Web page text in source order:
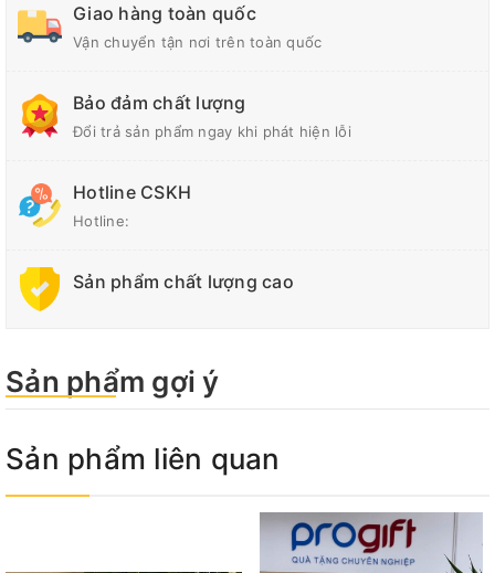
Giao hàng toàn quốc
Vận chuyển tận nơi trên toàn quốc
Bảo đảm chất lượng
Đổi trả sản phẩm ngay khi phát hiện lỗi
Hotline CSKH
Hotline:
Sản phẩm chất lượng cao
Sản phẩm gợi ý
Sản phẩm liên quan